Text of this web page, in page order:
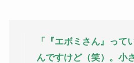
「『エボミさん』って
んですけど（笑）。小